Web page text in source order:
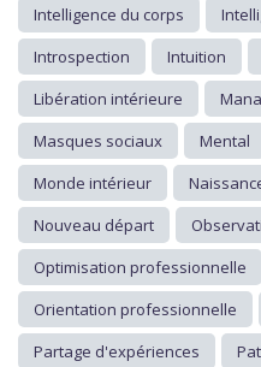
Intelligence du corps
Introspection
Intuition
Libération intérieure
Masques sociaux
Mental
Monde intérieur
Nouveau départ
Optimisation professionnelle
Orientation professionnelle
Partage d'expériences